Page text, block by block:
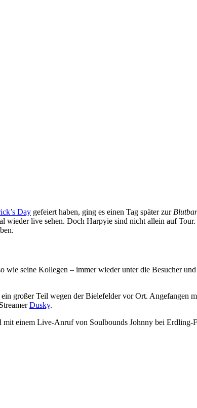
Day gefeiert haben, ging es einen Tag später zur
wieder live sehen. Doch Harpyie sind nicht allein auf
seine Kollegen – immer wieder unter die Besucher
großer Teil wegen der Bielefelder vor Ort.
Dusky.
einem Live-Anruf von Soulbounds Johnny bei